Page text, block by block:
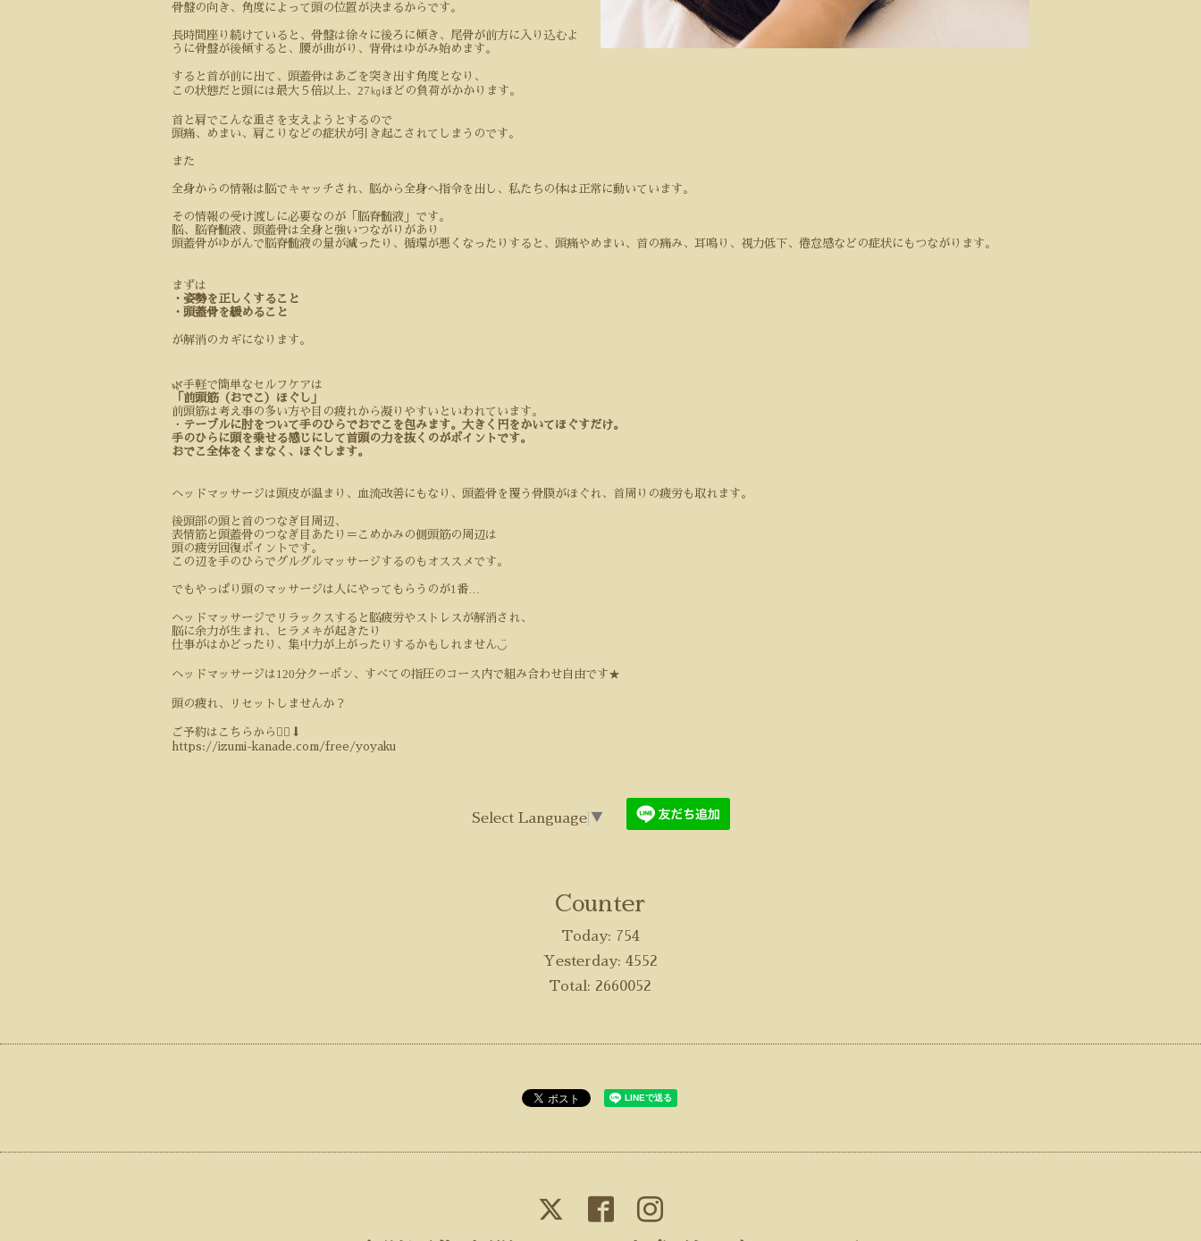
骨盤の向き、角度によって頭の位置が決まるからです。
長時間座り続けていると、骨盤は徐々に後ろに傾き、尾骨が前方に入り込むよ
うに骨盤が後傾すると、腰が曲がり、背骨はゆがみ始めます。
すると首が前に出て、頭蓋骨はあごを突き出す角度となり、
この状態だと頭には最大５倍以上、 27 ㎏ほどの負荷がかかります。
首と肩でこんな重さを支えようとするので
頭痛、めまい、肩こりなどの症状が引き起こされてしまうのです。
また
全身からの情報は脳でキャッチされ、脳から全身へ指令を出し、私たちの体は正常に動いています。
その情報の受け渡しに必要なのが「脳脊髄液」です。
脳、脳脊髄液、頭蓋骨は全身と強いつながりがあり
頭蓋骨がゆがんで脳脊髄液の量が減ったり、循環が悪くなったりすると、頭痛やめまい、首の痛み、耳鳴り、視力低下、倦怠感などの症状にもつながります。
まずは
・姿勢を正しくすること
・頭蓋骨を緩めること
が解消のカギになります。
🌿手軽で簡単なセルフケアは
「前頭筋（おでこ）ほぐし」
前頭筋は考え事の多い方や目の疲れから凝りやすいといわれています。
・ テーブルに肘をついて手のひらでおでこを包みます。大きく円をかいてほぐすだけ。
手のひらに頭を乗せる感じにして首頭の力を抜くのがポイントです。
おでこ全体をくまなく、ほぐします。
ヘッドマッサージは頭皮が温まり、血流改善にもなり、頭蓋骨を覆う骨膜がほぐれ、首周りの疲労も取れます。
後頭部の頭と首のつなぎ目周辺、
表情筋と頭蓋骨のつなぎ目あたり＝こめかみの側頭筋の周辺は
頭の疲労回復ポイントです。
この辺を手のひらでグルグルマッサージするのもオススメです。
でもやっぱり頭のマッサージは人にやってもらうのが1番…
ヘッドマッサージでリラックスすると脳疲労やストレスが解消され、
脳に余力が生まれ、ヒラメキが起きたり
仕事がはかどったり、集中力が上がったりするかもしれません◡̈
ヘッドマッサージは120分クーポン、すべての指圧のコース内で組み合わせ自由です★
頭の疲れ、リセットしませんか？
ご予約はこちらから💁‍♀️⬇️
https://izumi-kanade.com/free/yoyaku
Select Language ▼
Counter
Today: 754
Yesterday: 4552
Total: 2660052